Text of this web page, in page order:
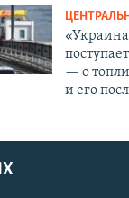
— о
и его